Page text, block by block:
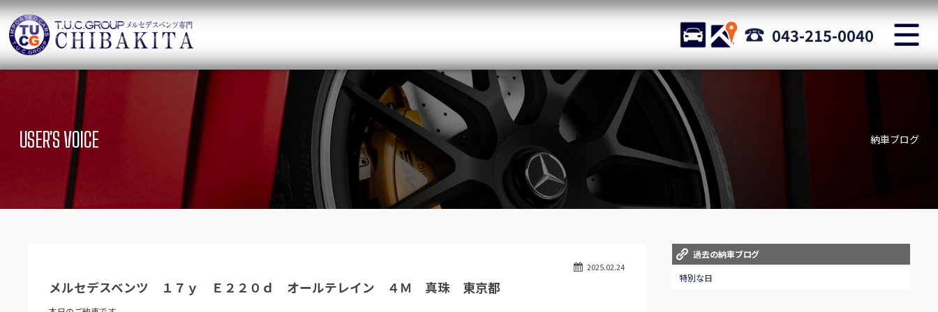
TUCグループ メルセデスベンツ専門 千葉北インター店
STOCK ACCESS 043-215-0040
ニュース 在庫リスト
SUV Stock list
目玉車両一覧
Features Stock list
保証＆サービス アクセスマップ
Delivery service
特別作業について
Special service
オーダーサービス 買取無料査定
スタッフblog
Staff blog
会社概要
USER'S VOICE 納車ブログ
2025.02.24
メルセデスベンツ １７ｙ Ｅ２２０ｄ オールテレイン ４Ｍ 真珠 東京都
過去の納車ブログ
特別な日